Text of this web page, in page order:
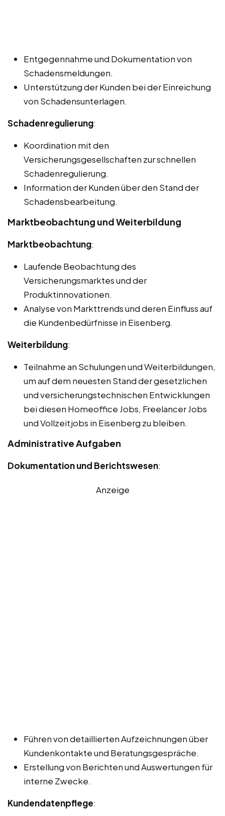
Entgegennahme und Dokumentation von
Schadensmeldungen.
Unterstützung der Kunden bei der Einreichung
von Schadensunterlagen.
Schadenregulierung:
Koordination mit den
Versicherungsgesellschaften zur schnellen
Schadenregulierung.
Information der Kunden über den Stand der
Schadensbearbeitung.
Marktbeobachtung und Weiterbildung
Marktbeobachtung:
Laufende Beobachtung des
Versicherungsmarktes und der
Produktinnovationen.
Analyse von Markttrends und deren Einfluss auf
die Kundenbedürfnisse in Eisenberg.
Weiterbildung:
Teilnahme an Schulungen und Weiterbildungen,
um auf dem neuesten Stand der gesetzlichen
und versicherungstechnischen Entwicklungen
bei diesen Homeoffice Jobs, Freelancer Jobs
und Vollzeitjobs in Eisenberg zu bleiben.
Administrative Aufgaben
Dokumentation und Berichtswesen:
Anzeige
Führen von detaillierten Aufzeichnungen über
Kundenkontakte und Beratungsgespräche.
Erstellung von Berichten und Auswertungen für
interne Zwecke.
Kundendatenpflege: